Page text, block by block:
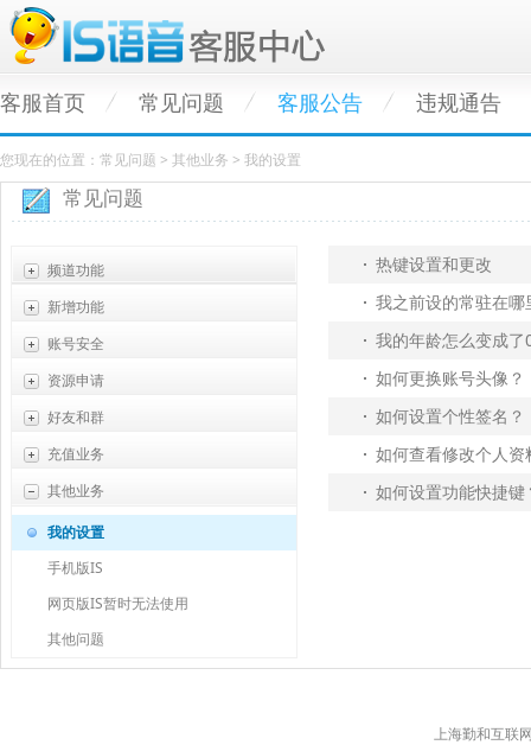
客服首页 常见问题 客服公告 违规通告
您现在的位置：常见问题 > 其他业务 > 我的设置
常见问题
频道功能
基础功能
语音问题
公会管理
直播问题
礼物问题
新增功能
大乱斗功能
氪金团
红包大作战
官方客服10000咨询方式
账号安全
密保问题
实名认证
密保邮箱
绑定手机
账号申诉
密码安全
资源申请
各类资源申请
靓号申请
推荐排行
好友和群
好友功能
群组功能
充值业务
元宝充值
IS会员
紫钻会员
其他业务
我的设置
手机版IS
网页版IS暂时无法使用
其他问题
热键设置和更改
我之前设的常驻在哪
我的年龄怎么变成了
如何更换账号头像？
如何设置个性签名？
如何查看修改个人资
如何设置功能快捷键
上海勤和互联